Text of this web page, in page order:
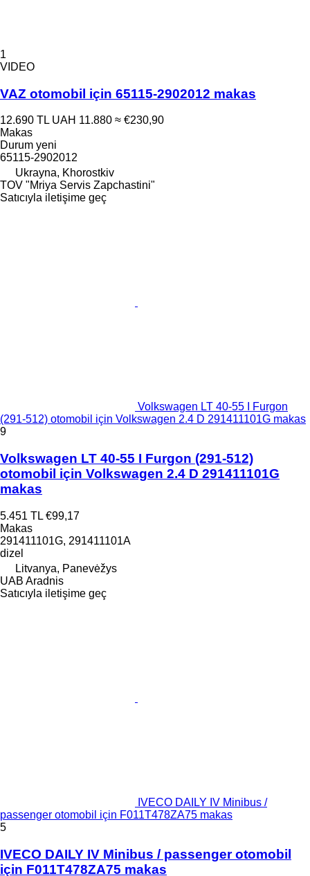
1
VIDEO
VAZ otomobil için 65115-2902012 makas
12.690 TL UAH 11.880 ≈ €230,90
Makas
Durum yeni
65115-2902012
Ukrayna, Khorostkiv
TOV "Mriya Servis Zapchastini"
Satıcıyla iletişime geç
Volkswagen LT 40-55 I Furgon
(291-512) otomobil için Volkswagen 2.4 D 291411101G makas
9
Volkswagen LT 40-55 I Furgon (291-512)
otomobil için Volkswagen 2.4 D 291411101G
makas
5.451 TL €99,17
Makas
291411101G, 291411101A
dizel
Litvanya, Panevėžys
UAB Aradnis
Satıcıyla iletişime geç
IVECO DAILY IV Minibus /
passenger otomobil için F011T478ZA75 makas
5
IVECO DAILY IV Minibus / passenger otomobil
için F011T478ZA75 makas